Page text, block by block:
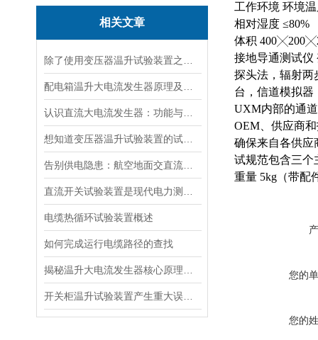
相关文章
电缆热循环试验装置概述
如何完成运行电缆路径的查找
工作环境 环境温
相对湿度 ≤80%
体积
接地导通测试仪
探头法，辐射两
台，信道模拟器
UXM内部的通
OEM、供应商
确保来自各供应
试规范包含三个
重量 5kg（带配
您的
您的